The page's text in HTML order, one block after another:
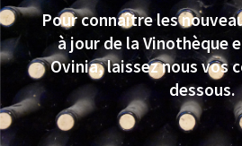
Pour connaître les
à jour de la Vinothèque
Ovinia, laissez nous vos
dessous.